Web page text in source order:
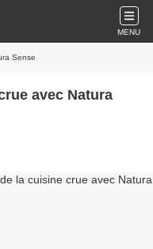
MENU
Sense
avec Natura